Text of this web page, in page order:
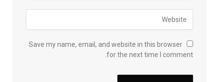
Save my name, email, and website in this browser
for the next time I comment.